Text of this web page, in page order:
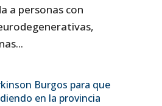
a personas con
Burgos para que
en la provincia